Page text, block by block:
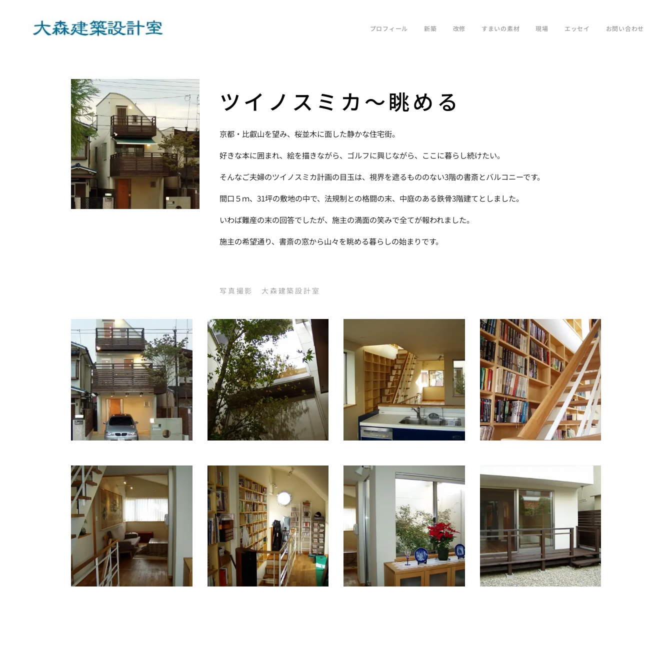
プロフィール 新築 改修 すまいの素材 現場 エッセイ お問い合わせ
ツイノスミカ～眺める
京都・比叡山を望み、桜並木に面した静かな住宅街。
好きな本に囲まれ、絵を描きながら、ゴルフに興じながら、ここに暮らし続けたい。
そんなご夫婦のツイノスミカ計画の目玉は、視界を遮るもののない3階の書斎とバルコニーです。
間口５ｍ、31坪の敷地の中で、法規制との格闘の末、中庭のある鉄骨3階建てとしました。
いわば難産の末の回答でしたが、施主の満面の笑みで全てが報われました。
施主の希望通り、書斎の窓から山々を眺める暮らしの始まりです。
写真撮影 大森建築設計室